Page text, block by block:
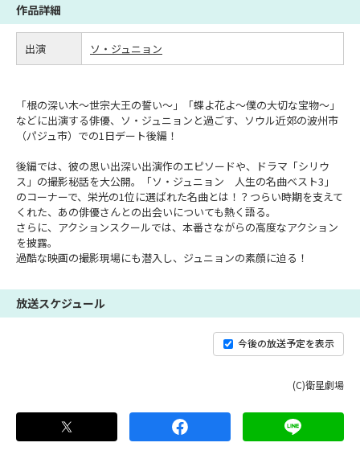
作品詳細
出演 ソ・ジュニョン
「根の深い木～世宗大王の誓い～」「蝶よ花よ～僕の大切な宝物～」
などに出演する俳優、ソ・ジュニョンと過ごす、ソウル近郊の波州市
（パジュ市）での1日デート後編！
後編では、彼の思い出深い出演作のエピソードや、ドラマ「シリウ
ス」の撮影秘話を大公開。「ソ・ジュニョン 人生の名曲ベスト3」
のコーナーで、栄光の1位に選ばれた名曲とは！？つらい時期を支えて
くれた、あの俳優さんとの出会いについても熱く語る。
さらに、アクションスクールでは、本番さながらの高度なアクション
を披露。
過酷な映画の撮影現場にも潜入し、ジュニョンの素顔に迫る！
放送スケジュール
今後の放送予定を表示
(C)衛星劇場